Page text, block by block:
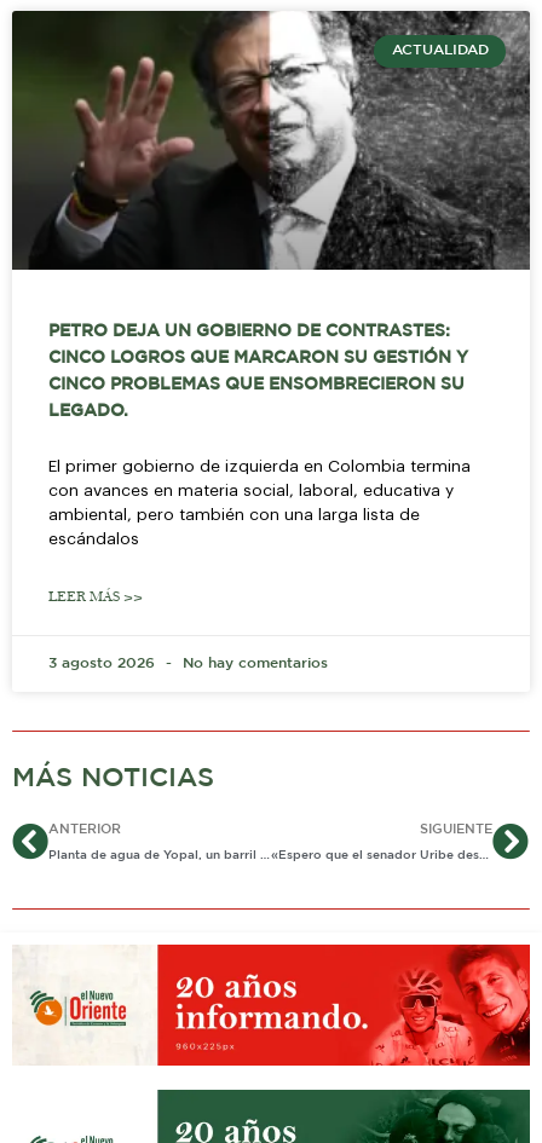
ACTUALIDAD
PETRO DEJA UN GOBIERNO DE CONTRASTES:
CINCO LOGROS QUE MARCARON SU GESTIÓN Y
CINCO PROBLEMAS QUE ENSOMBRECIERON SU
LEGADO.
El primer gobierno de izquierda en Colombia termina
con avances en materia social, laboral, educativa y
ambiental, pero también con una larga lista de
escándalos
LEER MÁS >>
3 agosto 2026 No hay comentarios
MÁS NOTICIAS
AntANTERIOR
Planta de agua de Yopal, un barril sin fondo
SIGUIENTE
«Espero que el senador Uribe desconozca lo que están haciendo con el partido en Casanare» Rueda